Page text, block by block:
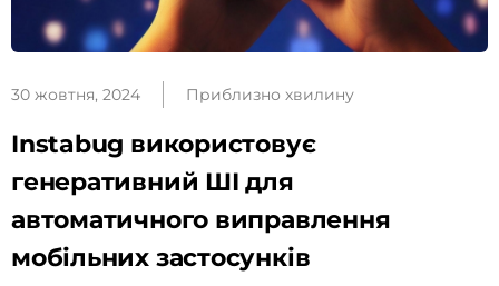
30 жовтня, 2024 Приблизно хвилину
Instabug використовує
генеративний ШІ для
автоматичного виправлення
мобільних застосунків